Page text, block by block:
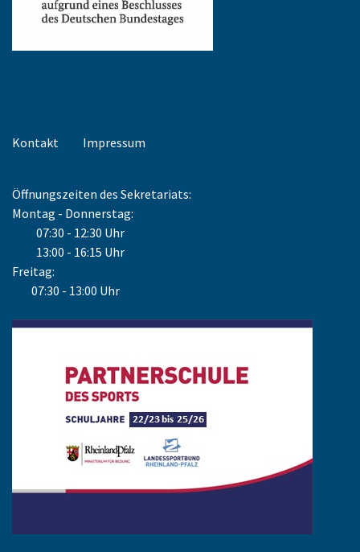
Kontakt Impressum
Öffnungszeiten des Sekretariats:
Montag - Donnerstag:
07:30 - 12:30 Uhr
13:00 - 16:15 Uhr
Freitag:
07:30 - 13:00 Uhr